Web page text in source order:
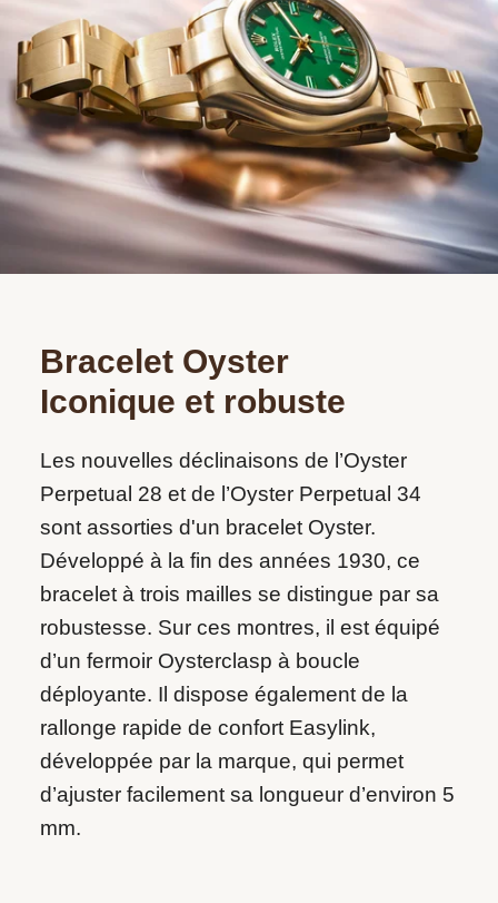
Bracelet Oyster
Iconique et robuste
Les nouvelles déclinaisons de l’Oyster
Perpetual 28 et de l’Oyster Perpetual 34
sont assorties d'un bracelet Oyster.
Développé à la fin des années 1930, ce
bracelet à trois mailles se distingue par sa
robustesse. Sur ces montres, il est équipé
d’un fermoir Oysterclasp à boucle
déployante. Il dispose également de la
rallonge rapide de confort Easylink,
développée par la marque, qui permet
d’ajuster facilement sa longueur d’environ 5
mm.